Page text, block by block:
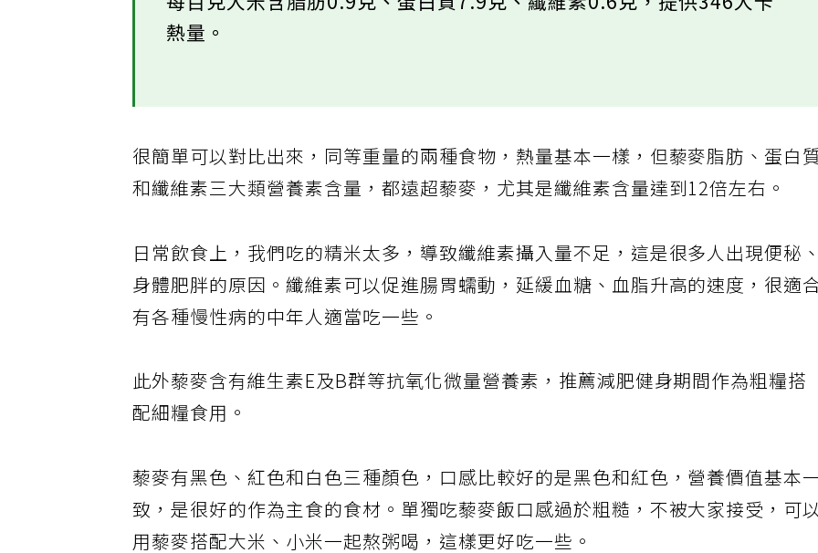
每百克大米含脂肪0.9克、蛋白質7.9克、纖維素0.6克，提供346大卡
熱量。
很簡單可以對比出來，同等重量的兩種食物，熱量基本一樣，但藜麥脂肪、蛋白
和纖維素三大類營養素含量，都遠超藜麥，尤其是纖維素含量達到12倍左右。
日常飲食上，我們吃的精米太多，導致纖維素攝入量不足，這是很多人出現便秘
身體肥胖的原因。纖維素可以促進腸胃蠕動，延緩血糖、血脂升高的速度，很適
有各種慢性病的中年人適當吃一些。
此外藜麥含有維生素E及B群等抗氧化微量營養素，推薦減肥健身期間作為粗糧搭
配細糧食用。
藜麥有黑色、紅色和白色三種顏色，口感比較好的是黑色和紅色，營養價值基本
致，是很好的作為主食的食材。單獨吃藜麥飯口感過於粗糙，不被大家接受，可